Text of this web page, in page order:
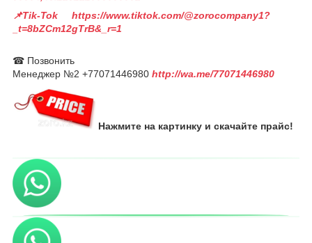
📌Tik-Tok https://www.tiktok.com/@zorocompany1?
_t=8bZCm12gTrB&_r=1
☎ Позвонить
Менеджер №2 +77071446980 http://wa.me/77071446980
Нажмите на картинку и скачайте прайс!